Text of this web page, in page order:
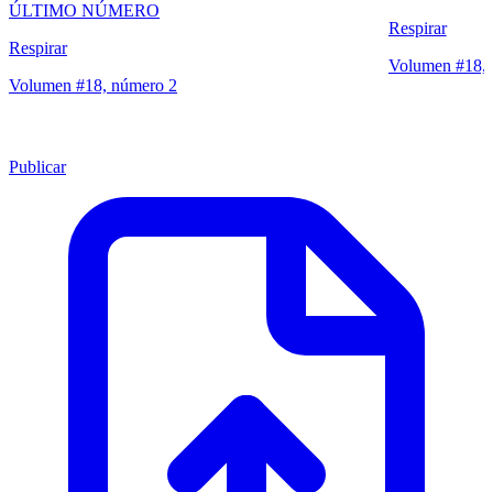
ÚLTIMO NÚMERO
Respirar
Volumen #18, número 2
Respirar
Volumen #18,
Publicar